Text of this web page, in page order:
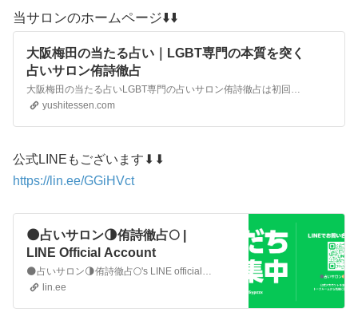
当サロンのホームページ⬇️⬇️
大阪梅田の当たる占い｜LGBT専門の本質を突く
占いサロン侑詩徹占
大阪梅田の当たる占いLGBT専門の占いサロン侑詩徹占は初回時間無制限でじっくりお話をお伺いします。大阪梅田でLGBTに特化した本質を突く当たる占いを自信を持ってお伝えします。大阪梅田でリピート率90%の多くのLGBTの方から大好評の当たる占いサロン
yushitessen.com
公式LINEもございます⬇⬇
https://lin.ee/GGiHVct
🌑占いサロン🌗侑詩徹占🌕 |
LINE Official Account
🌑占いサロン🌗侑詩徹占🌕's LINE official account profile page. Add them as a friend for the latest news.
lin.ee